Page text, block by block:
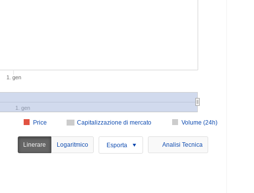
Capitalizzazione di mercato Volume (24h)
Price
1. gen
1. gen
Linerare Logaritmico Esporta Analisi Tecnica